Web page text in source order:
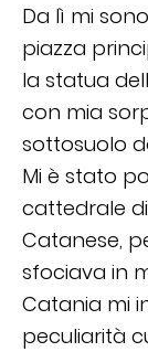
Da lì mi
piazza
la statua
con mia
sottosuolo
Mi è stato
cattedrale
Catanese,
sfociava in
Catania mi
peculiarità